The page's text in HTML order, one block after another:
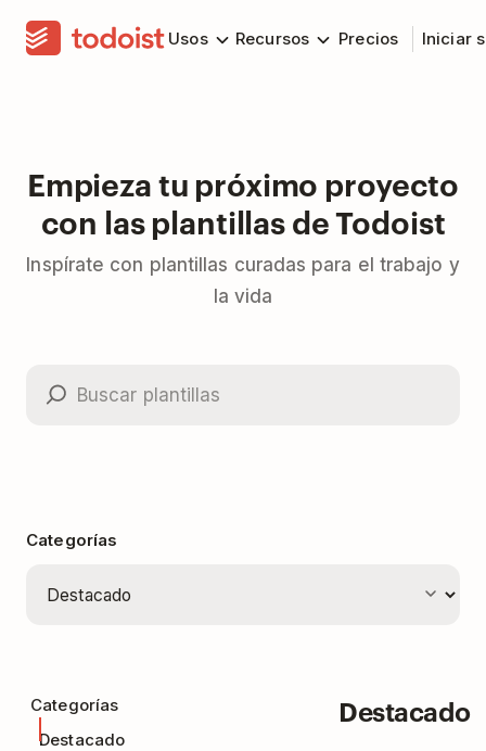
Usos Recursos Precios Iniciar
Empieza tu próximo proyecto
con las plantillas de Todoist
Inspírate con plantillas curadas para el trabajo y
la vida
Categorías
Categorías
Destacado
Destacado